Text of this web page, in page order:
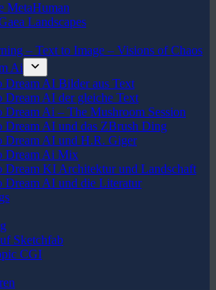
MetaHuman
Landscapes
– Text to Image – Visions of Chaos
Ai
Dream AI Bilder aus Text
Dream AI der gleiche Text
Dream Ai – The Mushroom Session
Dream AI und das ZBrush Ding
Dream AI und H.R. Giger
Dream Ai Mix
Dream KI Architektur und Landschaft
Dream AI und die Literatur
Sketchfab
CGI